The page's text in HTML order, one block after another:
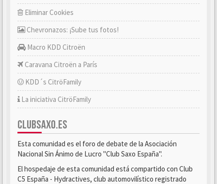
Eliminar Cookies
Chevronazos: ¡Sube tus fotos!
Macro KDD Citroën
Caravana Citroën a París
KDD´s CitröFamily
La iniciativa CitröFamily
CLUBSAXO.ES
Esta comunidad es el foro de debate de la Asociación
Nacional Sin Ánimo de Lucro "Club Saxo España".
El hospedaje de esta comunidad está compartido con Club
C5 España - Hydractives, club automovilístico registrado